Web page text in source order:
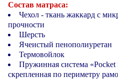
Состав матраса:
Чехол - ткань жаккард с
прочности
Шерсть
Ячеистый пенополиуретан
Термовойлок
Пружинная система «Pocket
скрепленная по периметру